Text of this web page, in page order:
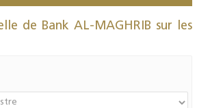
de Bank AL-MAGHRIB sur les